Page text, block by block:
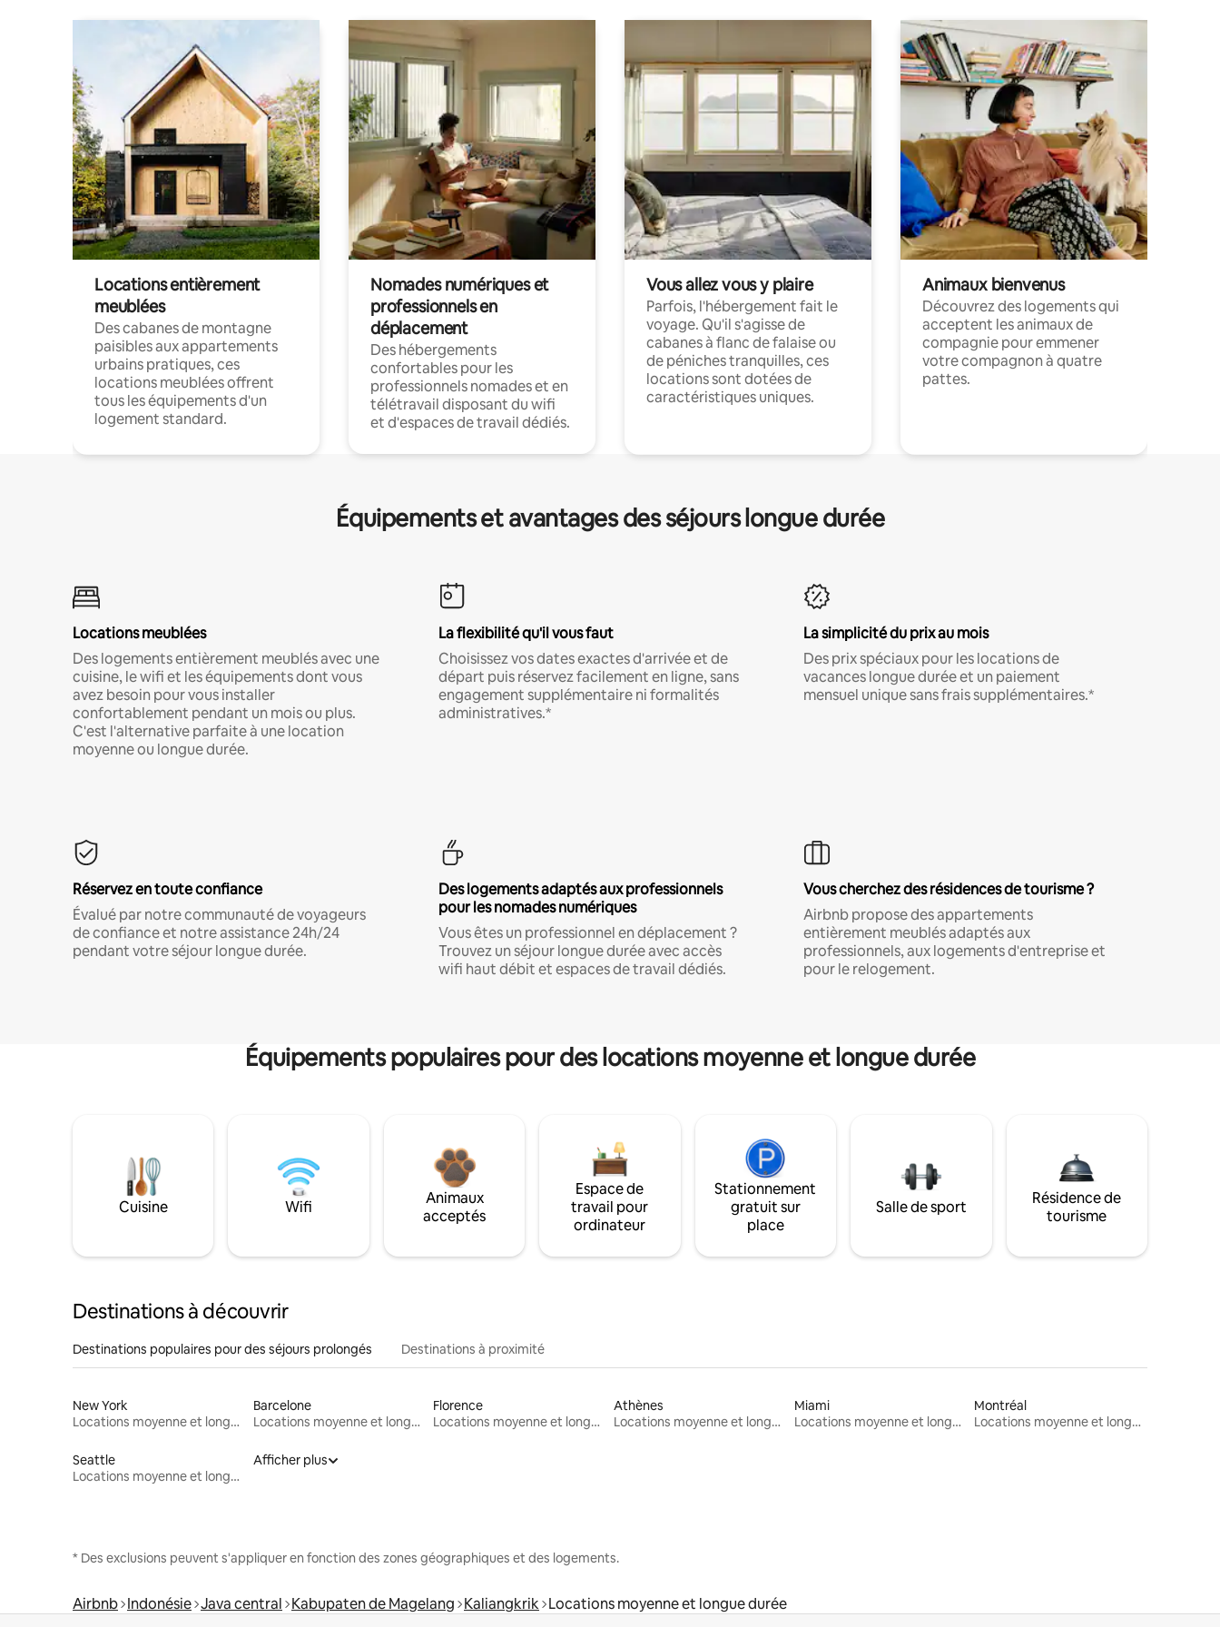
Locations entièrement
meublées
Des cabanes de montagne
paisibles aux appartements
urbains pratiques, ces
locations meublées offrent
tous les équipements d'un
logement standard.
Nomades numériques et
professionnels en
déplacement
Des hébergements
confortables pour les
professionnels nomades et en
télétravail disposant du wifi
et d'espaces de travail dédiés.
Vous allez vous y plaire
Parfois, l'hébergement fait le
voyage. Qu'il s'agisse de
cabanes à flanc de falaise ou
de péniches tranquilles, ces
locations sont dotées de
caractéristiques uniques.
Animaux bienvenus
Découvrez des logements qui
acceptent les animaux de
compagnie pour emmener
votre compagnon à quatre
pattes.
Équipements et avantages des séjours longue durée
Locations meublées
Des logements entièrement meublés avec une
cuisine, le wifi et les équipements dont vous
avez besoin pour vous installer
confortablement pendant un mois ou plus.
C'est l'alternative parfaite à une location
moyenne ou longue durée.
La flexibilité qu'il vous faut
Choisissez vos dates exactes d'arrivée et de
départ puis réservez facilement en ligne, sans
engagement supplémentaire ni formalités
administratives.*
La simplicité du prix au mois
Des prix spéciaux pour les locations de
vacances longue durée et un paiement
mensuel unique sans frais supplémentaires.*
Réservez en toute confiance
Évalué par notre communauté de voyageurs
de confiance et notre assistance 24h/24
pendant votre séjour longue durée.
Des logements adaptés aux professionnels
pour les nomades numériques
Vous êtes un professionnel en déplacement ?
Trouvez un séjour longue durée avec accès
wifi haut débit et espaces de travail dédiés.
Vous cherchez des résidences de tourisme ?
Airbnb propose des appartements
entièrement meublés adaptés aux
professionnels, aux logements d'entreprise et
pour le relogement.
Équipements populaires pour des locations moyenne et longue durée
Cuisine Wifi
Animaux
acceptés
Espace de
travail pour
ordinateur
Stationnement
gratuit sur
place
Salle de sport
Résidence de
tourisme
Destinations à découvrir
Destinations populaires pour des séjours prolongés Destinations à proximité
New York
Locations moyenne et longue durée
Barcelone
Locations moyenne et longue durée
Florence
Locations moyenne et longue durée
Athènes
Locations moyenne et longue durée
Miami
Locations moyenne et longue durée
Montréal
Locations moyenne et longue durée
Seattle
Locations moyenne et longue durée
Afficher plus
* Des exclusions peuvent s'appliquer en fonction des zones géographiques et des logements.
Airbnb Indonésie Java central Kabupaten de Magelang Kaliangkrik Locations moyenne et longue durée